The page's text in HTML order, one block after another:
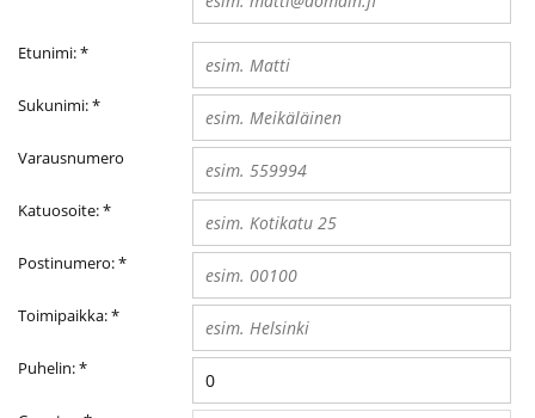
Etunimi:*
Sukunimi:*
Varausnumero
Katuosoite:*
Postinumero:*
Toimipaikka:*
Puhelin:*